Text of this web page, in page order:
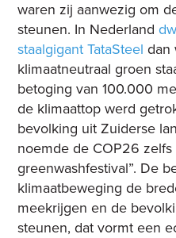
waren zij aanwezig om
steunen. In Nederland
staalgigant TataSteel dan
klimaatneutraal groen
betoging van 100.000
de klimaattop werd
bevolking uit Zuiderse
noemde de COP26
greenwashfestival”. De
klimaatbeweging de
meekrijgen en de
steunen, dat vormt een